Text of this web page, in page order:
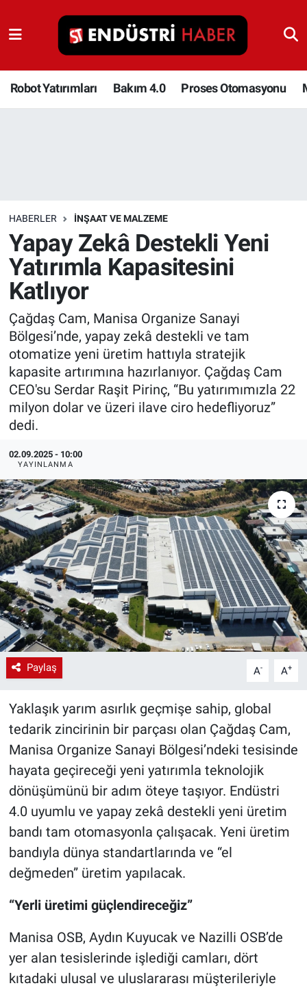
Robot Yatırımları Bakım 4.0 Proses Otomasyonu
HABERLER İNŞAAT VE MALZEME
Yapay Zekâ Destekli Yeni
Yatırımla Kapasitesini
Katlıyor
Çağdaş Cam, Manisa Organize Sanayi
Bölgesi’nde, yapay zekâ destekli ve tam
otomatize yeni üretim hattıyla stratejik
kapasite artırımına hazırlanıyor. Çağdaş Cam
CEO'su Serdar Raşit Pirinç, “Bu yatırımımızla 22
milyon dolar ve üzeri ilave ciro hedefliyoruz”
dedi.
02.09.2025 - 10:00
YAYINLANMA
Paylaş A- A+
Yaklaşık yarım asırlık geçmişe sahip, global
tedarik zincirinin bir parçası olan Çağdaş Cam,
Manisa Organize Sanayi Bölgesi’ndeki tesisinde
hayata geçireceği yeni yatırımla teknolojik
dönüşümünü bir adım öteye taşıyor. Endüstri
4.0 uyumlu ve yapay zekâ destekli yeni üretim
bandı tam otomasyonla çalışacak. Yeni üretim
bandıyla dünya standartlarında ve “el
değmeden” üretim yapılacak.
“Yerli üretimi güçlendireceğiz”
Manisa OSB, Aydın Kuyucak ve Nazilli OSB’de
yer alan tesislerinde işlediği camları, dört
kıtadaki ulusal ve uluslararası müşterileriyle
Robot Yatırımları
Bakım 4.0
Depolama Çözümleri
İnşaat ve Malzeme
HaberOrtak
EndüstriST
Enerjisini Üreten Fabrikalar
Endüstri 4.0 Uygulamaları